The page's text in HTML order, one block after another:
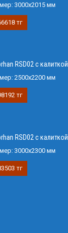
3000х2015 мм
тг
RSD02 с калиткой
2500х2200 мм
тг
RSD02 с калиткой
3000х2300 мм
тг